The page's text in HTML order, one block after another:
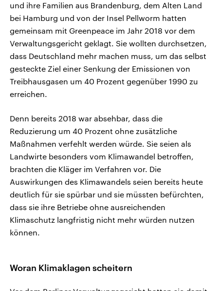
und ihre Familien aus Brandenburg, dem Alten Land
bei Hamburg und von der Insel Pellworm hatten
gemeinsam mit Greenpeace im Jahr 2018 vor dem
Verwaltungsgericht geklagt. Sie wollten durchsetzen,
dass Deutschland mehr machen muss, um das selbst
gesteckte Ziel einer Senkung der Emissionen von
Treibhausgasen um 40 Prozent gegenüber 1990 zu
erreichen.
Denn bereits 2018 war absehbar, dass die
Reduzierung um 40 Prozent ohne zusätzliche
Maßnahmen verfehlt werden würde. Sie seien als
Landwirte besonders vom Klimawandel betroffen,
brachten die Kläger im Verfahren vor. Die
Auswirkungen des Klimawandels seien bereits heute
deutlich für sie spürbar und sie müssten befürchten,
dass sie ihre Betriebe ohne ausreichenden
Klimaschutz langfristig nicht mehr würden nutzen
können.
Woran Klimaklagen scheitern